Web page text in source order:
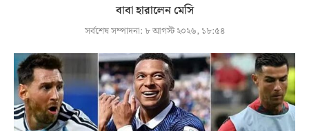
বাবা হারালেন মেসি
সর্বশেষ সম্পাদনা: ৮ আগস্ট ২০২৬, ১৮:৫৪